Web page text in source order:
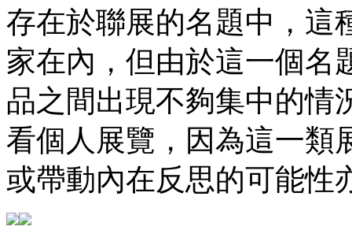
存在於聯展的名題中，這
家在內，但由於這一個名
品之間出現不夠集中的情
看個人展覽，因為這一類
或帶動內在反思的可能性